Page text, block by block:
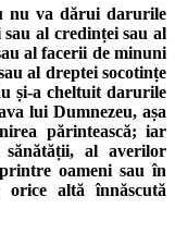
nu va dărui darurile
al credinței sau al
al facerii de minuni
al dreptei socotințe
și-a cheltuit darurile
lui Dumnezeu, așa
părintească; iar
al averilor
oameni sau în
orice altă înnăscută